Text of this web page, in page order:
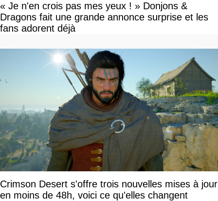
« Je n'en crois pas mes yeux ! » Donjons &
Dragons fait une grande annonce surprise et les
fans adorent déjà
Crimson Desert s'offre trois nouvelles mises à jour
en moins de 48h, voici ce qu'elles changent